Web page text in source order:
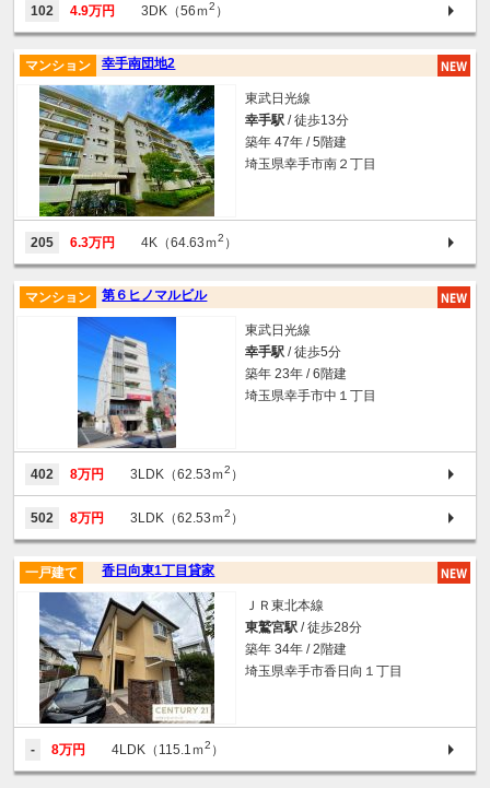
102 4.9万円 3DK（56ｍ2 ）
幸手南団地2
マンション
東武日光線
幸手駅 / 徒歩13分
築年 47年 / 5階建
埼玉県幸手市南２丁目
205 6.3万円 4K（64.63ｍ2 ）
第６ヒノマルビル
マンション
東武日光線
幸手駅 / 徒歩5分
築年 23年 / 6階建
埼玉県幸手市中１丁目
402 8万円 3LDK（62.53ｍ2 ）
502 8万円 3LDK（62.53ｍ2 ）
香日向東1丁目貸家
一戸建て
ＪＲ東北本線
東鷲宮駅 / 徒歩28分
築年 34年 / 2階建
埼玉県幸手市香日向１丁目
- 8万円 4LDK（115.1ｍ2 ）